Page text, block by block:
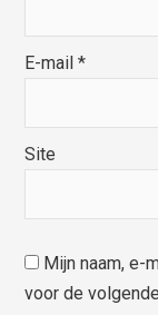
E-mail*
Site
Mijn naam, e-
voor de